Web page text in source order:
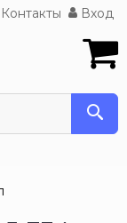
Контакты Вход